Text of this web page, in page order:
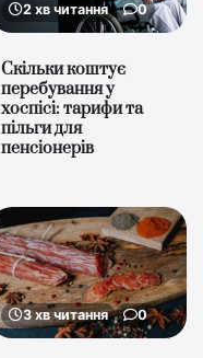
2 хв читання 0
Скільки коштує
перебування у
хоспісі: тарифи та
пільги для
пенсіонерів
3 хв читання 0